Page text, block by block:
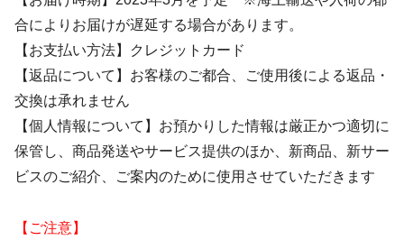
合によりお届けが遅延する場合があります。
【お支払い方法】クレジットカード
【返品について】お客様のご都合、ご使用後による返品・
交換は承れません
【個人情報について】お預かりした情報は厳正かつ適切に
保管し、商品発送やサービス提供のほか、新商品、新サー
ビスのご紹介、ご案内のために使用させていただきます
【ご注意】